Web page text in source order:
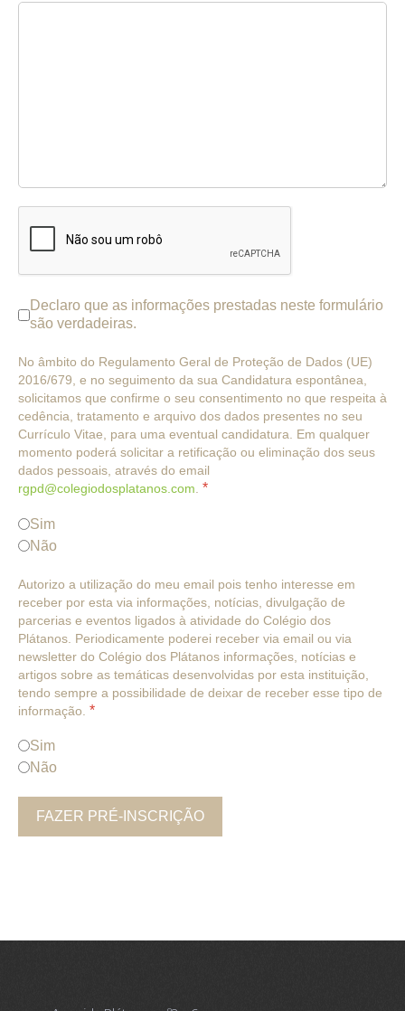
Terms of Service*
Declaro que as informações prestadas neste formulário
são verdadeiras.
No âmbito do Regulamento Geral de Proteção de Dados (UE)
2016/679, e no seguimento da sua Candidatura espontânea,
solicitamos que confirme o seu consentimento no que respeita à
cedência, tratamento e arquivo dos dados presentes no seu
Currículo Vitae, para uma eventual candidatura. Em qualquer
momento poderá solicitar a retificação ou eliminação dos seus
dados pessoais, através do email
rgpd@colegiodosplatanos.com. *
Sim
Não
Autorizo a utilização do meu email pois tenho interesse em
receber por esta via informações, notícias, divulgação de
parcerias e eventos ligados à atividade do Colégio dos
Plátanos. Periodicamente poderei receber via email ou via
newsletter do Colégio dos Plátanos informações, notícias e
artigos sobre as temáticas desenvolvidas por esta instituição,
tendo sempre a possibilidade de deixar de receber esse tipo de
informação. *
Sim
Não
FAZER PRÉ-INSCRIÇÃO